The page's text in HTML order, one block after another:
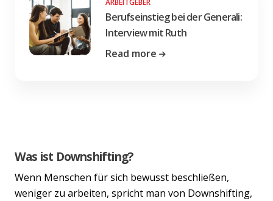
Berufseinstieg bei der Generali:
Interview mit Ruth
Read more
Was ist Downshifting?
Wenn Menschen für sich bewusst beschließen,
weniger zu arbeiten, spricht man von Downshifting,